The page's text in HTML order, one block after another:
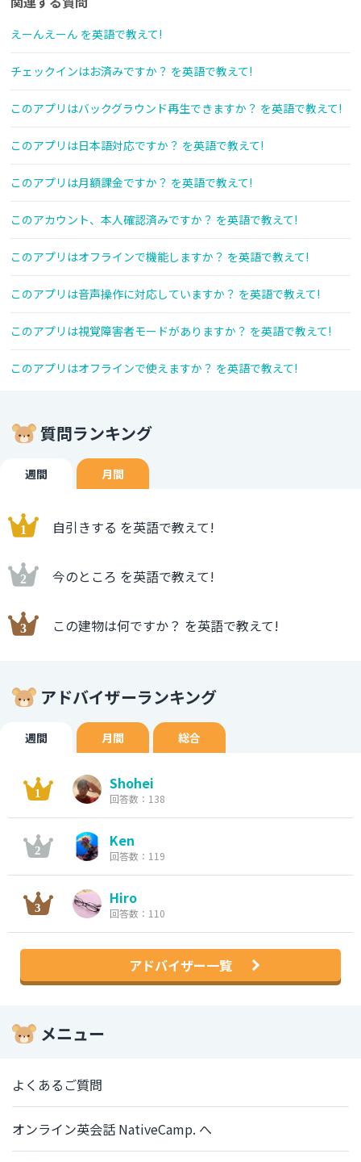
えーんえーん を英語で教えて!
チェックインはお済みですか？ を英語で教えて!
このアプリはバックグラウンド再生できますか？ を英語で教えて!
このアプリは日本語対応ですか？ を英語で教えて!
このアプリは月額課金ですか？ を英語で教えて!
このアカウント、本人確認済みですか？ を英語で教えて!
このアプリはオフラインで機能しますか？ を英語で教えて!
このアプリは音声操作に対応していますか？ を英語で教えて!
このアプリは視覚障害者モードがありますか？ を英語で教えて!
このアプリはオフラインで使えますか？ を英語で教えて!
質問ランキング
週間 月間
自引きする を英語で教えて!
今のところ を英語で教えて!
この建物は何ですか？ を英語で教えて!
アドバイザーランキング
週間 月間 総合
Shohei
回答数：138
Ken
回答数：119
Hiro
回答数：110
アドバイザー一覧
メニュー
よくあるご質問
オンライン英会話 NativeCamp. へ